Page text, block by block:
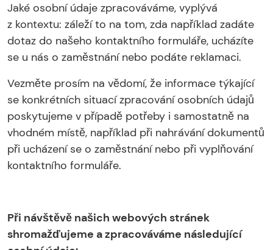
Jaké osobní údaje zpracováváme, vyplývá
z kontextu: záleží to na tom, zda například zadáte
dotaz do našeho kontaktního formuláře, ucházíte
se u nás o zaměstnání nebo podáte reklamaci.
Vezměte prosím na vědomí, že informace týkající
se konkrétních situací zpracování osobních údajů
poskytujeme v případě potřeby i samostatně na
vhodném místě, například při nahrávání dokumentů
při ucházení se o zaměstnání nebo při vyplňování
kontaktního formuláře.
Při návštěvě našich webových stránek
shromažďujeme a zpracováváme následující